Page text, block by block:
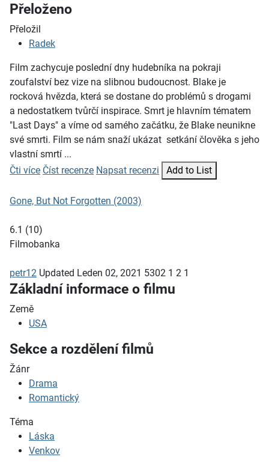
Přeloženo
Přeložil
Radek
Film zachycuje poslední dny hudebníka na pokraji
zoufalství bez vize na slibnou budoucnost. Blake je
rocková hvězda, která se dostane do problémů s drogami
a nedostatkem tvůrčí inspirace. Smrt je hlavním tématem
"Last Days" a víme od samého začátku, že Blake neunikne
své smrti. Film se nám snaží ukázat setkání člověka s jeho
vlastní smrtí ...
Čti více Číst recenze Napsat recenzi Add to List
Gone, But Not Forgotten (2003)
6.1 (10)
Filmobanka
petr12 Updated Leden 02, 2021 5302 1 2 1
Základní informace o filmu
Země
USA
Sekce a rozdělení filmů
Žánr
Drama
Romantický
Téma
Láska
Venkov